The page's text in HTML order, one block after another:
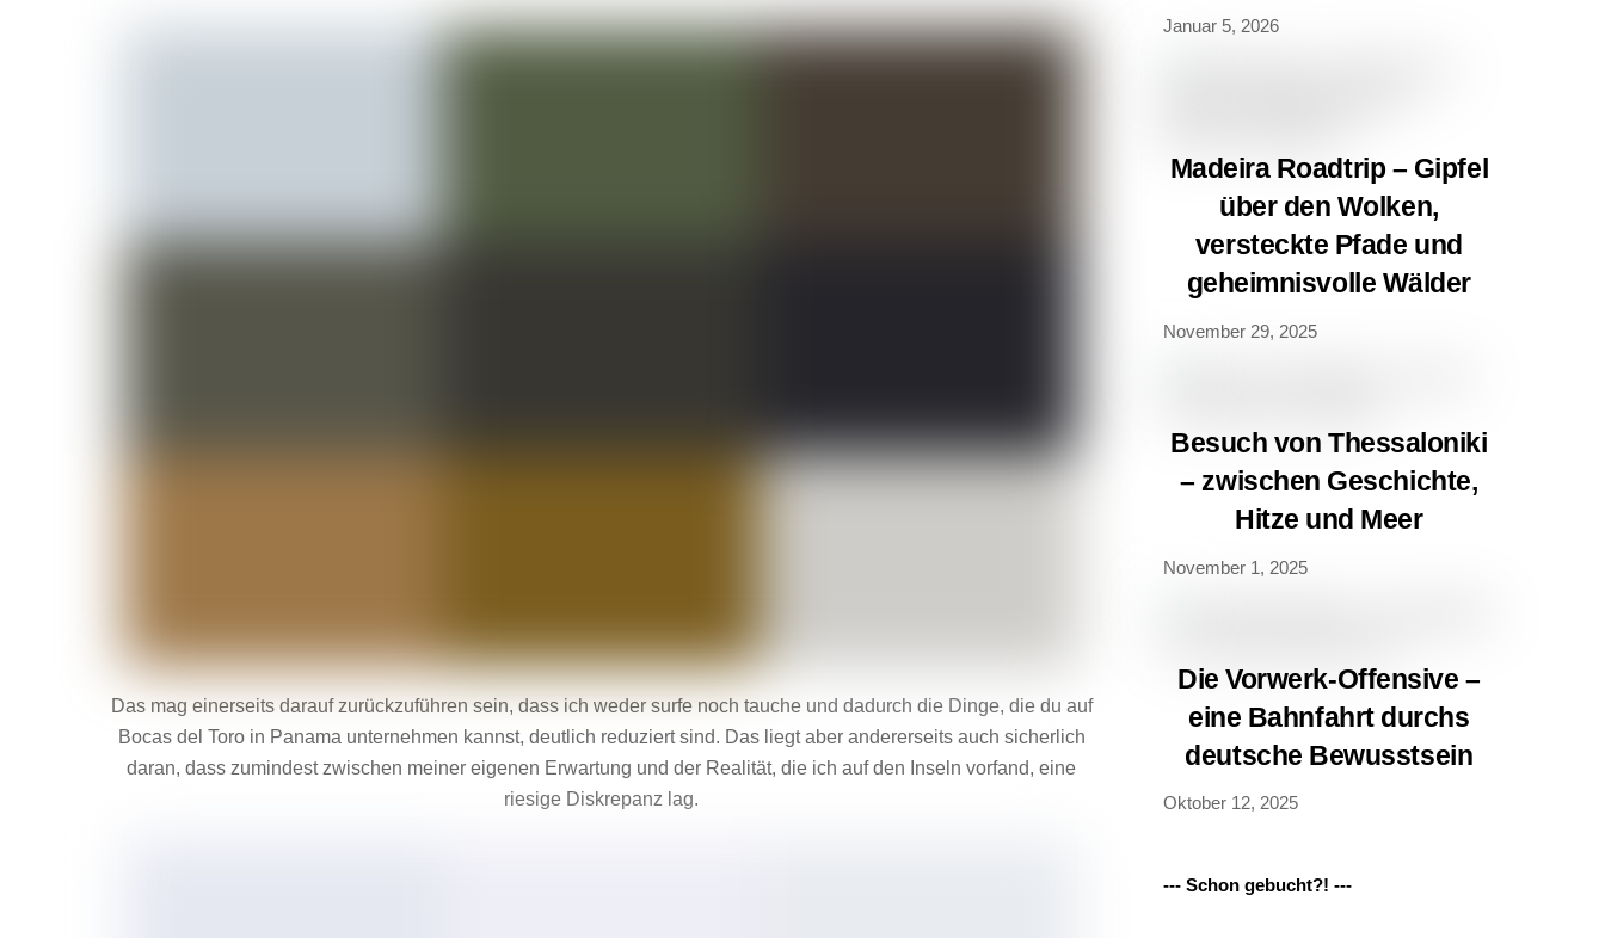
Das mag einerseits darauf zurückzuführen sein, dass ich weder surfe noch tauche und dadurch die Dinge, die du auf
Bocas del Toro in Panama unternehmen kannst, deutlich reduziert sind. Das liegt aber andererseits auch sicherlich
daran, dass zumindest zwischen meiner eigenen Erwartung und der Realität, die ich auf den Inseln vorfand, eine
riesige Diskrepanz lag.
Januar 5, 2026
Madeira Roadtrip – Gipfel
über den Wolken,
versteckte Pfade und
geheimnisvolle Wälder
November 29, 2025
Besuch von Thessaloniki
– zwischen Geschichte,
Hitze und Meer
November 1, 2025
Die Vorwerk-Offensive –
eine Bahnfahrt durchs
deutsche Bewusstsein
Oktober 12, 2025
--- Schon gebucht?! ---